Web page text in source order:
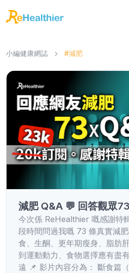
小編健康網誌 #減肥
減肥 Q&A 💬 回答觀眾
今次係 ReHealthier 嘅感謝特
段時間問過我嘅 73 條真實減
食、生酮、更年期瘦身、脂肪
到運動動力、食物選擇應有盡
遠 📌 影片內容分為： 斷食篇